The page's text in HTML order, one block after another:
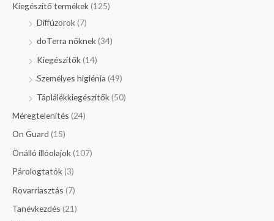
Kiegészítő termékek(125)
Diffúzorok(7)
doTerra nőknek(34)
Kiegészítők(14)
Személyes higiénia (49)
Táplálékkiegészítők(50)
Méregtelenítés (24)
On Guard (15)
Önálló illóolajok(107)
Párologtatók(3)
Rovarriasztás (7)
Tanévkezdés (21)